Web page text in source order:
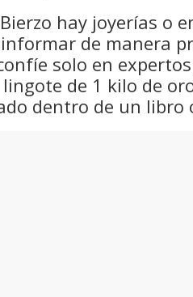
hay joyerías o
de manera
solo en
de 1 kilo de
dentro de un libro